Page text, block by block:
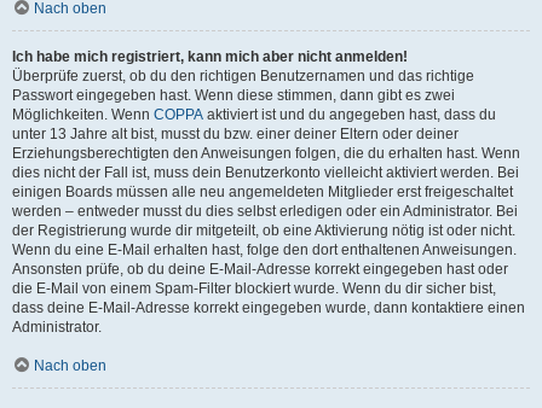
Nach oben
Ich habe mich registriert, kann mich aber nicht anmelden!
Überprüfe zuerst, ob du den richtigen Benutzernamen und das richtige
Passwort eingegeben hast. Wenn diese stimmen, dann gibt es zwei
Möglichkeiten. Wenn COPPA aktiviert ist und du angegeben hast, dass du
unter 13 Jahre alt bist, musst du bzw. einer deiner Eltern oder deiner
Erziehungsberechtigten den Anweisungen folgen, die du erhalten hast. Wenn
dies nicht der Fall ist, muss dein Benutzerkonto vielleicht aktiviert werden. Bei
einigen Boards müssen alle neu angemeldeten Mitglieder erst freigeschaltet
werden – entweder musst du dies selbst erledigen oder ein Administrator. Bei
der Registrierung wurde dir mitgeteilt, ob eine Aktivierung nötig ist oder nicht.
Wenn du eine E-Mail erhalten hast, folge den dort enthaltenen Anweisungen.
Ansonsten prüfe, ob du deine E-Mail-Adresse korrekt eingegeben hast oder
die E-Mail von einem Spam-Filter blockiert wurde. Wenn du dir sicher bist,
dass deine E-Mail-Adresse korrekt eingegeben wurde, dann kontaktiere einen
Administrator.
Nach oben